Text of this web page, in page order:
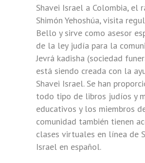
Shavei Israel a Colombia, el
Shimón Yehoshúa, visita
Bello y sirve como asesor
de la ley judía para la
Jevrá kadisha (sociedad
está siendo creada con la
Shavei Israel. Se han
todo tipo de libros judíos y
educativos y los miembros
comunidad también tienen
clases virtuales en línea de
Israel en español.